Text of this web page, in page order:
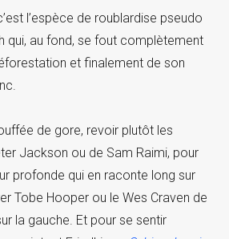
l’espèce de roublardise pseudo
qui, au fond, se fout complètement
et finalement de son
de gore, revoir plutôt les
Jackson ou de Sam Raimi, pour
profonde qui en raconte long sur
Tobe Hooper ou le Wes Craven de
la gauche. Et pour se sentir